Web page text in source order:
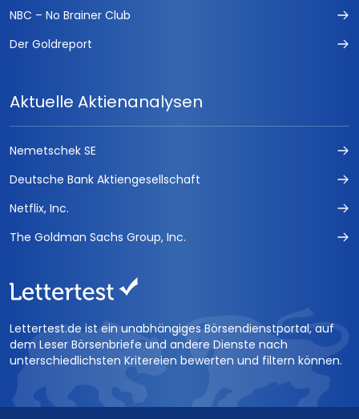
NBC – No Brainer Club
Der Goldreport
Aktuelle Aktienanalysen
Nemetschek SE
Deutsche Bank Aktiengesellschaft
Netflix, Inc.
The Goldman Sachs Group, Inc.
Lettertest.de ist ein unabhängiges Börsendienstportal, auf
dem Leser Börsenbriefe und andere Dienste nach
unterschiedlichsten Kritereien bewerten und filtern können.